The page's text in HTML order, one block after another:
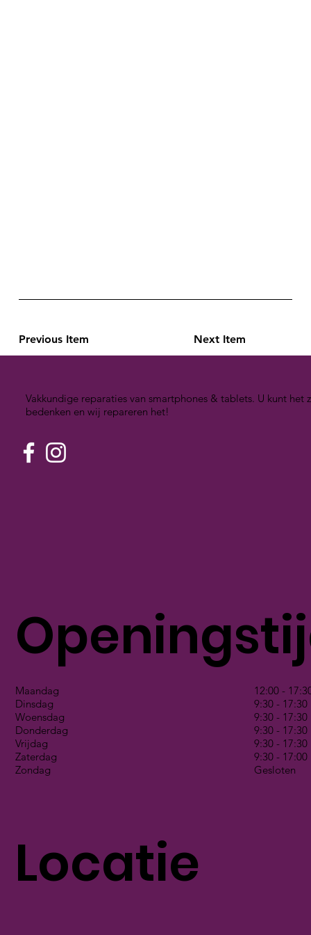
Previous Item Next Item
Vakkundige reparaties van smartphones & tablets. U kunt het
bedenken en wij repareren het!
Maandag
Dinsdag
Woensdag
Donderdag
Vrijdag
Zaterdag
Zondag
12:00 -
9:30 - 17:30
9:30 - 17:30
9:30 - 17:30
9:30 - 17:30
9:30 - 17:00
Gesloten
Locatie